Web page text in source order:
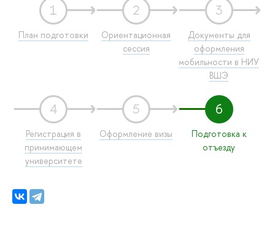
1
План подготовки
2
Ориентационная
сессия
3
Документы для
оформления
мобильности в НИУ
ВШЭ
4
Регистрация в
принимающем
университете
5
Оформление визы
6
Подготовка к
отъезду